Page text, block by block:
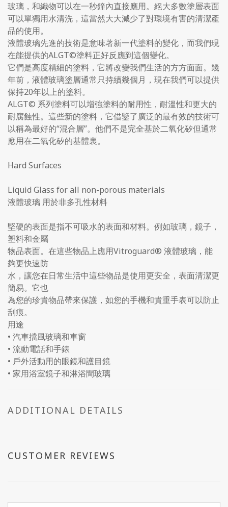
玻璃，和織物可以在一秒鐘內直接應用。絕大多數塗層表面
可以單獨用水清洗，這當然大大減少了對環境有害的清潔產
品的使用。
液體玻璃先進的技術是意味著新一代塗料的變化，而我們現
在能提供的ALGT©塗料正好反應到這個變化。
它們是高度精細的塗料，它將改變我們生活的方方面面。幾
年前，液體玻璃塗層通常只持續幾個月，現在我們可以提供
保持20年以上的塗料。
ALGT© 系列塗料可以增強塗料的耐用性，耐溫性和更大的
耐腐蝕性。這些新的塗料，它借鑒了廣泛的最有效的技術可
以稱為最好的“混合層”。他們不是完全基於二氧化矽但通常
應用在二氧化矽的基體裏。
Hard Surfaces
Liquid Glass for all non-porous materials
液體玻璃 用於非多孔性材料
堅硬的表面是指不可吸水的表面和材料。例如玻璃，鏡子，
塑料和金屬
物品表面。在這些物品上應用Vitroguard® 液體玻璃，能
夠更快速防
水，讓您在日常生活中這些物品是使用更安全，表面清潔更
簡易。它也
為您的珍貴物品帶來保護，如您的手機和貴重手表可以防止
刮痕。
用途
• 汽車擋風玻璃和車窗
• 流動電話和手錶
• 戶外活動用的眼鏡和護目鏡
• 家用浴室鏡子和淋浴間玻璃
ADDITIONAL DETAILS
CUSTOMER REVIEWS